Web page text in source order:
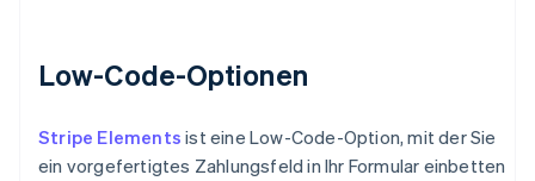
Low-Code-Optionen
Stripe Elements ist eine Low-Code-Option, mit der Sie
ein vorgefertigtes Zahlungsfeld in Ihr Formular einbetten